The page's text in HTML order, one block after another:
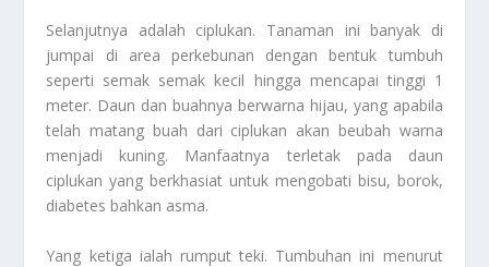
Selanjutnya adalah ciplukan. Tanaman ini banyak di
jumpai di area perkebunan dengan bentuk tumbuh
seperti semak semak kecil hingga mencapai tinggi 1
meter. Daun dan buahnya berwarna hijau, yang apabila
telah matang buah dari ciplukan akan beubah warna
menjadi kuning. Manfaatnya terletak pada daun
ciplukan yang berkhasiat untuk mengobati bisu, borok,
diabetes bahkan asma.
Yang ketiga ialah rumput teki. Tumbuhan ini menurut